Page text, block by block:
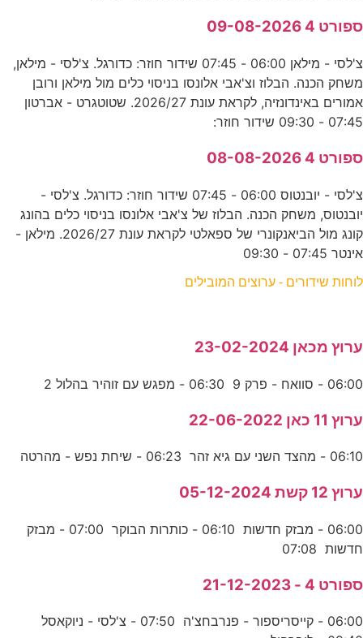
ספורט 4 09-08-2026
צ'לסי - מילאן 06:00 - 07:45 שידור חוזר: כדורגל. צ'לסי - מילאן,
משחק הכנה. הבלוז וצ'אבי אלונסו בניסוי כלים מול מילאן ורובן
אמורים באינדונזיה, לקראת עונת 2026/27. שטוטגרט - אברטון
07:45 - 09:30 שידור חוזר:
ספורט 4 08-08-2026
צ'לסי - יובנטוס 06:00 - 07:45 שידור חוזר: כדורגל. צ'לסי -
יובנטוס, משחק הכנה. הבלוז של צ'אבי אלונסו בניסוי כלים בהונג
קונג מול הביאנקונרי של ספאלטי לקראת עונת 2026/27. מילאן -
אינטר 07:45 - 09:30
לוחות שידורים - ערוצים המובילים
ערוץ מכאן 23-02-2024
06:00 - סוואח - פרק 9 06:30 - מפגש עם זוהיר בהלול 2
ערוץ 11 כאן 22-06-2022
06:10 - מהצד השני עם גיא זהר 06:23 - שיחת נפש - מהרטה
ערוץ 12 קשת 05-12-2024
06:00 - מבזק חדשות 06:10 - כותרות הבוקר 07:00 - מבזק
חדשות 07:08
ספורט 4 - 21-12-2023
06:00 - קייסריספור - פנרבחצ'ה 07:50 - צ'לסי - ניוקאסל